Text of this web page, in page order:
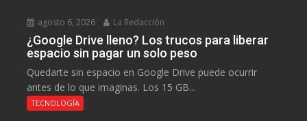
agosto 6, 2026 La Redacción
¿Google Drive lleno? Los trucos para liberar
espacio sin pagar un solo peso
Quedarte sin espacio en Google Drive puede ocurrir
antes de lo que imaginas. Los 15 GB...
TECNOLOGÍA